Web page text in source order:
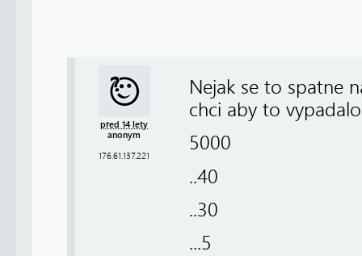
před 14 lety
anonym
176.61.137.221
Nejak se to spatne
chci aby to
5000
..40
..30
...5